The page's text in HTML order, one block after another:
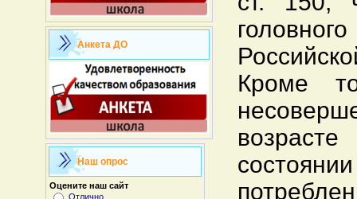
Анкета ДО
Наш опрос
Оцените наш сайт
Отлично
Кроме